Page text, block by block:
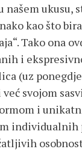
našem ukusu,
kao što
Tako ona
i
(uz
svojom
i
individualnih